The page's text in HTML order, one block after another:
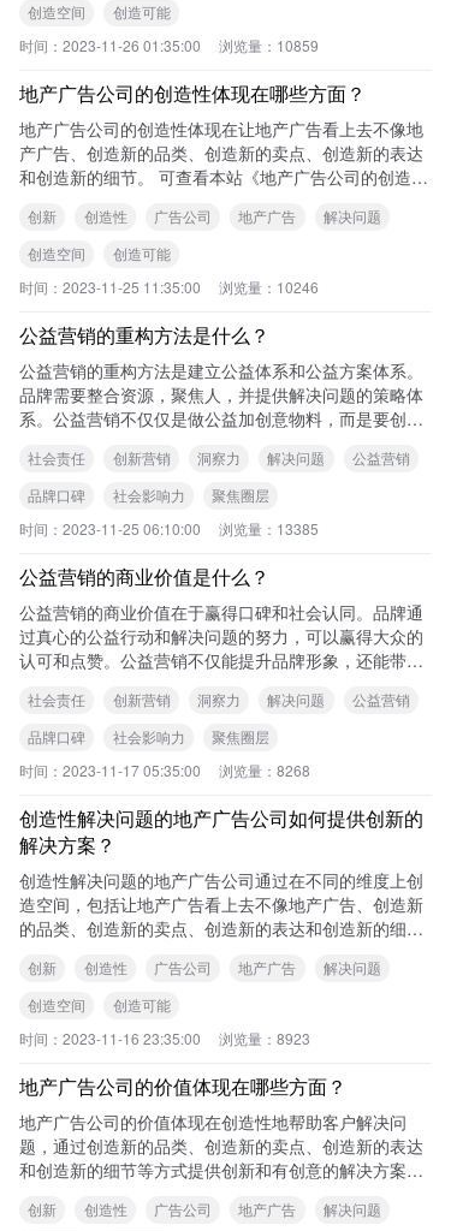
创造空间
创造可能
时间： 2023-11-26 01:35:00 浏览量： 10859
地产广告公司的创造性体现在哪些方面？
地产广告公司的创造性体现在让地产广告看上去不像地
产广告、创造新的品类、创造新的卖点、创造新的表达
和创造新的细节。 可查看本站《地产广告公司的创造性
创新 创造性 广告公司 地产广告
解决问题
创造空间
创造可能
时间： 2023-11-25 11:35:00 浏览量： 10246
公益营销的重构方法是什么？
公益营销的重构方法是建立公益体系和公益方案体系。
品牌需要整合资源，聚焦人，并提供解决问题的策略体
系。公益营销不仅仅是做公益加创意物料，而是要创新
营
社会责任 创新营销 洞察力 解决问题
公益营销
品牌口碑
社会影响力
聚焦圈层
时间： 2023-11-25 06:10:00 浏览量： 13385
公益营销的商业价值是什么？
公益营销的商业价值在于赢得口碑和社会认同。品牌通
过真心的公益行动和解决问题的努力，可以赢得大众的
认可和点赞。公益营销不仅能提升品牌形象，还能带来
社会责任 创新营销 洞察力 解决问题
公益营销
品牌口碑
社会影响力
聚焦圈层
时间： 2023-11-17 05:35:00 浏览量： 8268
创造性解决问题的地产广告公司如何提供创新的
解决方案？
创造性解决问题的地产广告公司通过在不同的维度上创
造空间，包括让地产广告看上去不像地产广告、创造新
的品类、创造新的卖点、创造新的表达和创造新的细
创新 创造性 广告公司 地产广告
解决问题
创造空间
创造可能
时间： 2023-11-16 23:35:00 浏览量： 8923
地产广告公司的价值体现在哪些方面？
地产广告公司的价值体现在创造性地帮助客户解决问
题，通过创造新的品类、创造新的卖点、创造新的表达
和创造新的细节等方式提供创新和有创意的解决方案。
创新 创造性 广告公司 地产广告
解决问题